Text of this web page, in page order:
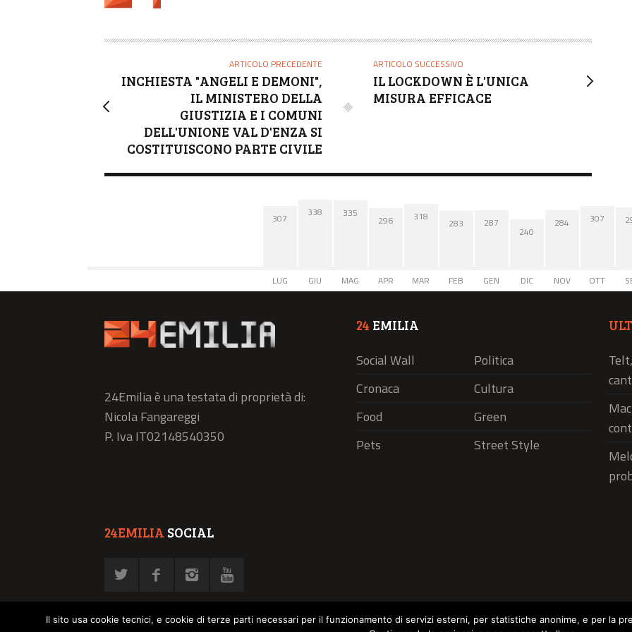
R
ARTICOLO PRECEDENTE
INCHIESTA "ANGELI E DEMONI",
IL MINISTERO DELLA
GIUSTIZIA E I COMUNI
DELL'UNIONE VAL D'ENZA SI
COSTITUISCONO PARTE CIVILE
ARTICOLO SUCCESSIVO
IL LOCKDOWN È L'UNICA
MISURA EFFICACE
307
LUG
338
GIU
335
MAG
296
APR
318
MAR
283
FEB
287
GEN
240
DIC
284
NOV
307
OTT
24Emilia è una testata di proprietà di:
Nicola Fangareggi
P. Iva IT02148540350
24 EMILIA
Social Wall
Politica
Cronaca
Cultura
Food
Green
Pets
Street Style
24EMILIA SOCIAL
Il sito usa cookie tecnici, e cookie di terze parti necessari per il funzionamento di servizi esterni, per statistiche anonime, e per la